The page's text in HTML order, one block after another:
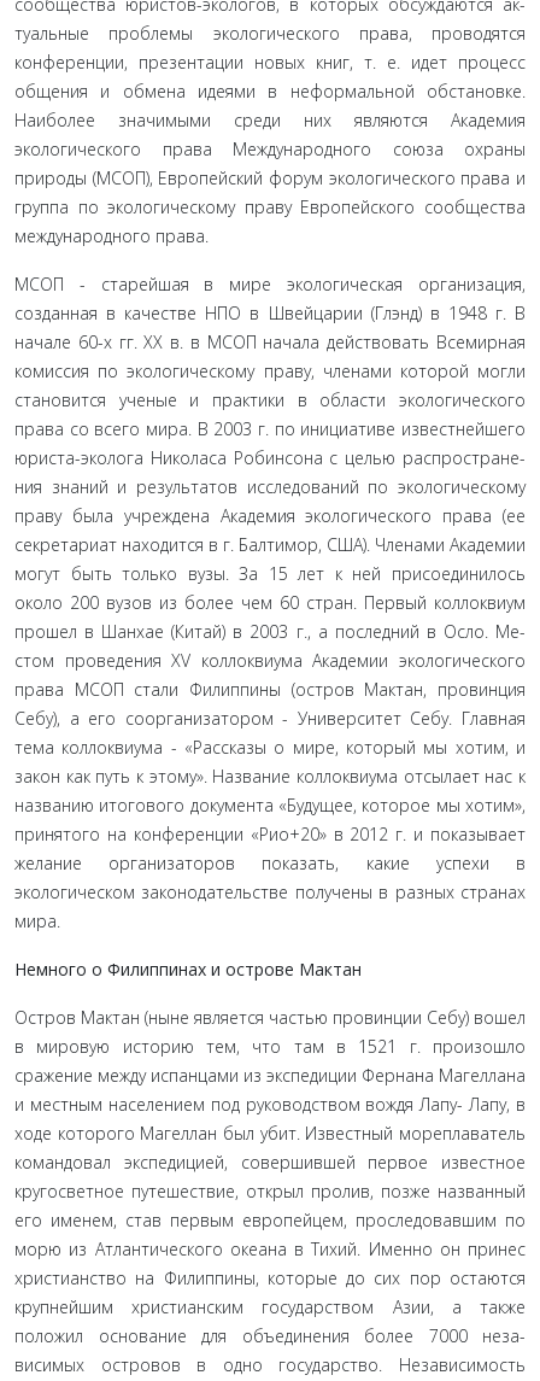
сообщества юристов-экологов, в которых обсуждаются ак­
туальные проблемы экологического права, проводятся
конфе­ренции, презентации новых книг, т. е. идет процесс
общения и обмена идеями в неформальной обстановке.
Наиболее зна­чимыми среди них являются Академия
экологического права Международного союза охраны
природы (МСОП), Европей­ский форум экологического права и
группа по экологическо­му праву Европейского сообщества
международного права.
МСОП - старейшая в мире экологическая организация,
созданная в качестве НПО в Швейцарии (Глэнд) в 1948 г. В
начале 60-х гг. ХХ в. в МСОП начала действовать Всемирная
комиссия по экологическому праву, членами которой мог­ли
становится ученые и практики в области экологического
права со всего мира. В 2003 г. по инициативе известнейшего
юриста-эколога Николаса Робинсона с целью распростране­
ния знаний и результатов исследований по экологическому
праву была учреждена Академия экологического права (ее
секретариат находится в г. Балтимор, США). Членами Акаде­мии
могут быть только вузы. За 15 лет к ней присоединилось
около 200 вузов из более чем 60 стран. Первый коллоквиум
прошел в Шанхае (Китай) в 2003 г., а последний в Осло. Ме­
стом проведения XV коллоквиума Академии экологического
права МСОП стали Филиппины (остров Мактан, провинция
Себу), а его соорганизатором - Университет Себу. Главная
тема коллоквиума - «Рассказы о мире, который мы хотим, и
закон как путь к этому». Название коллоквиума отсылает нас к
названию итогового документа «Будущее, которое мы хотим»,
принятого на конференции «Рио+20» в 2012 г. и по­казывает
желание организаторов показать, какие успехи в
экологическом законодательстве получены в разных странах
мира.
Немного о Филиппинах и острове Мактан
Остров Мактан (ныне является частью провинции Себу) вошел
в мировую историю тем, что там в 1521 г. произошло
сражение между испанцами из экспедиции Фернана Магел­лана
и местным населением под руководством вождя Лапу- Лапу, в
ходе которого Магеллан был убит. Известный море­плаватель
командовал экспедицией, совершившей первое известное
кругосветное путешествие, открыл пролив, позже названный
его именем, став первым европейцем, проследо­вавшим по
морю из Атлантического океана в Тихий. Именно он принес
христианство на Филиппины, которые до сих пор остаются
крупнейшим христианским государством Азии, а также
положил основание для объединения более 7000 неза­
висимых островов в одно государство. Независимость